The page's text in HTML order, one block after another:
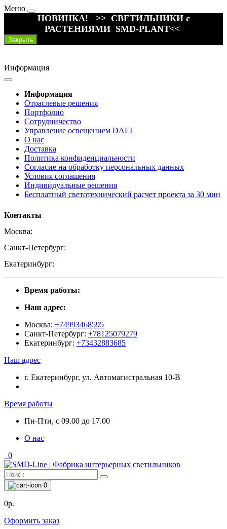
Меню
НОВИНКА! >> СВЕТИЛЬНИКИ с
РАСТЕНИЯМИ SMD-PLANT<<
Закрыть
Информация
Информация
Отраслевые решения
Портфолио
Сотрудничество
Управление освещением DALI
О нас
Доставка
Политика конфиденциальности
Согласие на обработку персональных данных
Условия соглашения
Индивидуальные решения
Бесплатный светотехнический расчет проекта за 30 мин
Контакты
Москва:
Санкт-Петербург:
Екатеринбург:
Время работы:
Наш адрес:
Москва: +74993468595
Санкт-Петербург: +78125079279
Екатеринбург: +73432883685
Наш адрес
г. Екатеринбург, ул. Автомагистральная 10-В
Время работы
Пн-Птн, с 09.00 до 17.00
О нас
0
0
0р.
Оформить заказ